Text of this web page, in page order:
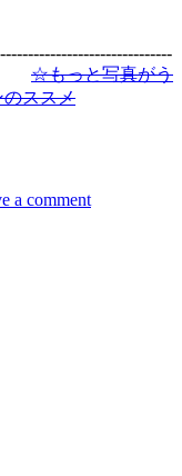
☆もっと写真がう
ススメ
a comment